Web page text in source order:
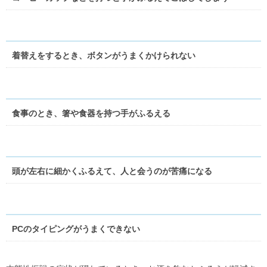
着替えをするとき、ボタンがうまくかけられない
食事のとき、箸や食器を持つ手がふるえる
頭が左右に細かくふるえて、人と会うのが苦痛になる
PCのタイピングがうまくできない